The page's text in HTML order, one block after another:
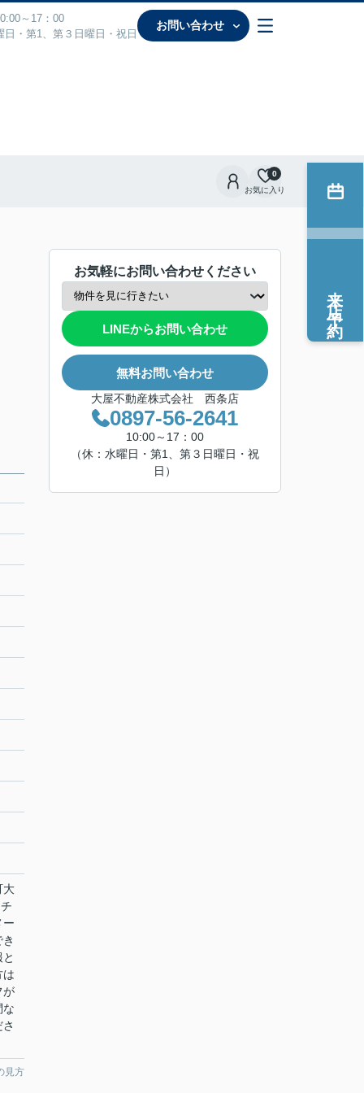
～17：00
日・第1、第３日曜日・祝日
お問い合わせ
お気に入り
0
大
ー
は
が
な
見方
お気軽にお問い合わせください
LINEからお問い合わせ
無料お問い合わせ
大屋不動産株式会社 西条店
0897-56-2641
10:00～17：00
（休：水曜日・第1、第３日曜日・祝
日）
来店予約